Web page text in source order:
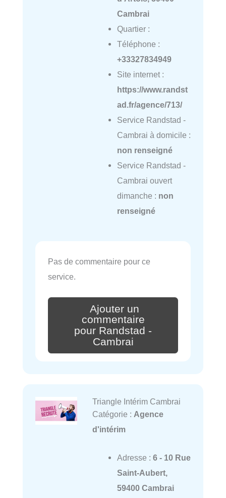
Cambrai
Quartier :
Téléphone :
+33327834949
Site internet :
https://www.randst
ad.fr/agence/713/
Service Randstad -
Cambrai à domicile :
non renseigné
Service Randstad -
Cambrai ouvert
dimanche : non
renseigné
Pas de commentaire pour ce
service.
Ajouter un
commentaire
pour Randstad -
Cambrai
Triangle Intérim Cambrai
Catégorie : Agence
d'intérim
Adresse : 6 - 10 Rue
Saint-Aubert,
59400 Cambrai